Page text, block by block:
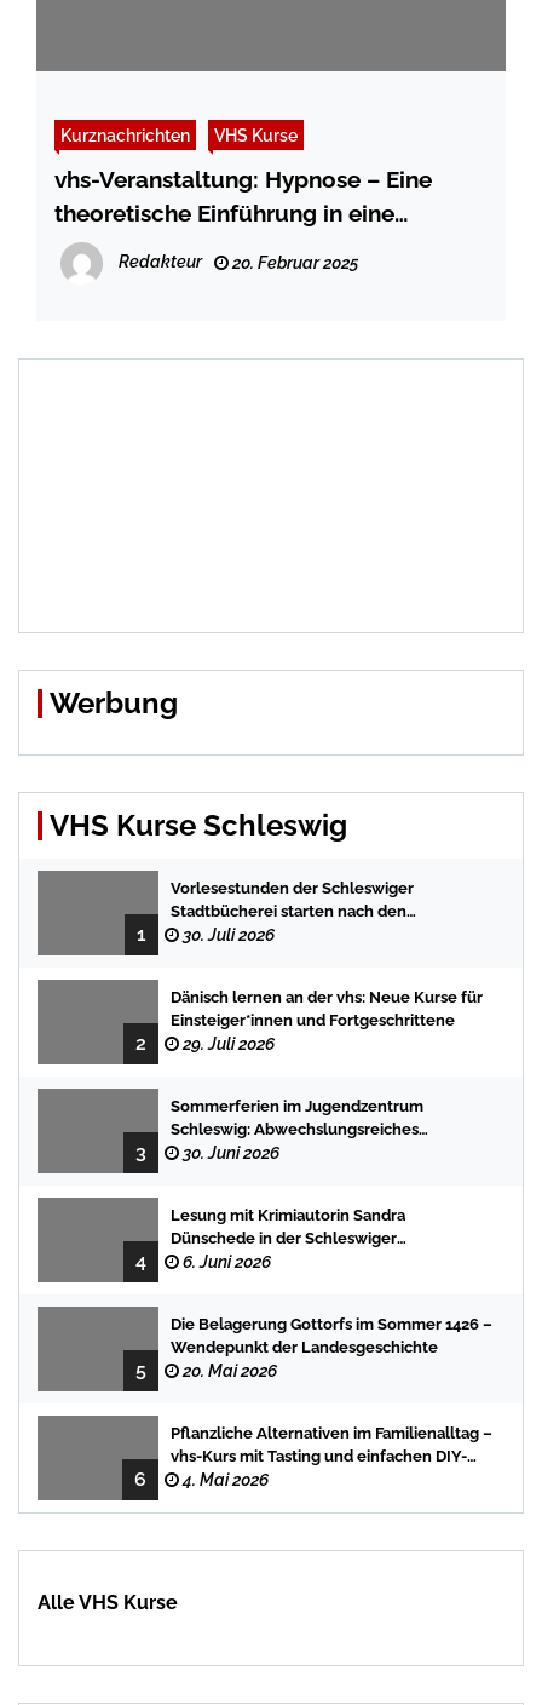
Kurznachrichten VHS Kurse
vhs-Veranstaltung: Hypnose – Eine
theoretische Einführung in eine
wertvolle Therapie
Redakteur 20. Februar 2025
Werbung
VHS Kurse Schleswig
1
Vorlesestunden der Schleswiger
Stadtbücherei starten nach den
Sommerferien mit spannenden
30. Juli 2026
2
Dänisch lernen an der vhs: Neue Kurse für
Einsteiger*innen und Fortgeschrittene
29. Juli 2026
3
Sommerferien im Jugendzentrum
Schleswig: Abwechslungsreiches
Programm für Kinder und Jugendliche
30. Juni 2026
4
Lesung mit Krimiautorin Sandra
Dünschede in der Schleswiger
Stadtbücherei
6. Juni 2026
5
Die Belagerung Gottorfs im Sommer 1426 –
Wendepunkt der Landesgeschichte
20. Mai 2026
6
Pflanzliche Alternativen im Familienalltag –
vhs-Kurs mit Tasting und einfachen DIY-
Rezepten
4. Mai 2026
Alle VHS Kurse